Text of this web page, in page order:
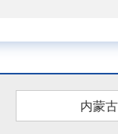
内蒙